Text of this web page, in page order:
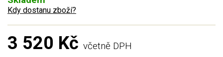
Kdy dostanu zboží?
3 520 Kč včetně DPH